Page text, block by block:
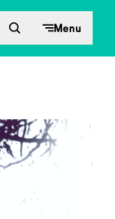
Menu